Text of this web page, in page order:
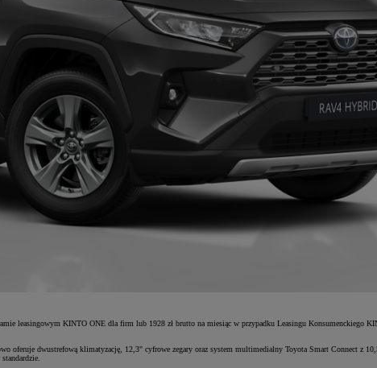
leasingowym KINTO ONE dla firm lub 1928 zł brutto na miesiąc w przypadku Leasingu Konsumenckiego
dwustrefową klimatyzację, 12,3" cyfrowe zegary oraz system multimedialny Toyota Smart Connect z